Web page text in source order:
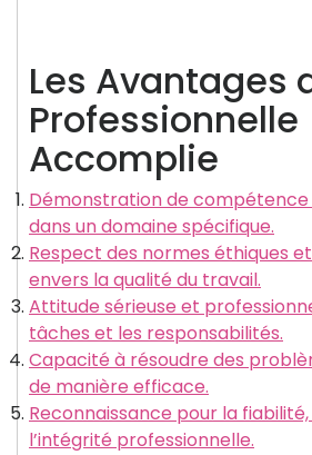
Les Avantages
Professionnelle
Accomplie
Démonstration de compétence
dans un domaine spécifique.
Respect des normes éthiques
envers la qualité du travail.
Attitude sérieuse et
tâches et les responsabilités.
Capacité à résoudre des
de manière efficace.
Reconnaissance pour la
l’intégrité professionnelle.